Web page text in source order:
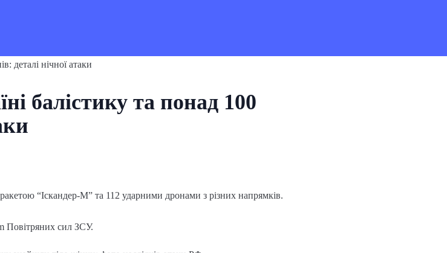
балістику та понад 100
“Іскандер-М” та 112 ударними дронами з різних напрямків.
Повітряних сил ЗСУ.